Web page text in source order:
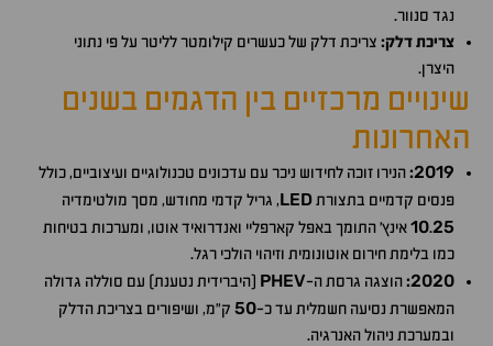
נגד סנוור.
צריכת דלק: צריכת דלק של כעשרים קילומטר לליטר על פי נתוני
היצרן.
שינויים מרכזיים בין הדגמים בשנים
האחרונות
2019
:הנירו זוכה לחידוש ניכר עם עדכונים טכנולוגיים ועיצוביים, כולל
פנסים קדמיים בתצורתLED, גריל קדמי מחודש, מסך מולטימדיה
10.25
אינץ' התומך באפל קארפליי ואנדרואיד אוטו, ומערכות בטיחות
כמו בלימת חירום אוטונומית וזיהוי הולכי רגל.
2020
:הוצגה גרסת ה-PHEV (היברידית נטענת) עם סוללה גדולה
המאפשרת נסיעה חשמלית עד כ-50 ק"מ, ושיפורים בצריכת הדלק
ובמערכת ניהול האנרגיה.